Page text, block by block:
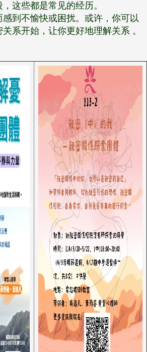
这些都是常见的经历。
到不愉快或困扰。或许，你可以
系开始，让你更好地理解关系 。